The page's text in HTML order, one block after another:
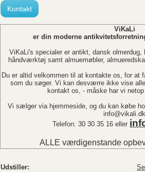
Kontakt
ViKaLi
er din moderne
ViKaLi's specialer er antikt, dansk olmerdug,
håndværktøj samt almuemøbler,
Du er altid velkommen til at kontakte os, for at
som du søger. Vi kan desværre ikke vise
kontakt os, - måske har vi
Vi sælger via hjemmeside, og du kan købe
info@vikali.dk
Telefon: 30 30 35 16 eller
ALLE værdigenstande
Udstiller: